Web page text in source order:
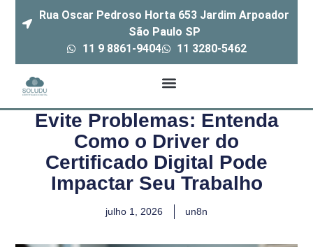
Rua Oscar Pedroso Horta 653 Jardim Arpoador
São Paulo SP
11 9 8861-9404
11 3280-5462
Evite Problemas: Entenda
Como o Driver do
Certificado Digital Pode
Impactar Seu Trabalho
julho 1, 2026 un8n